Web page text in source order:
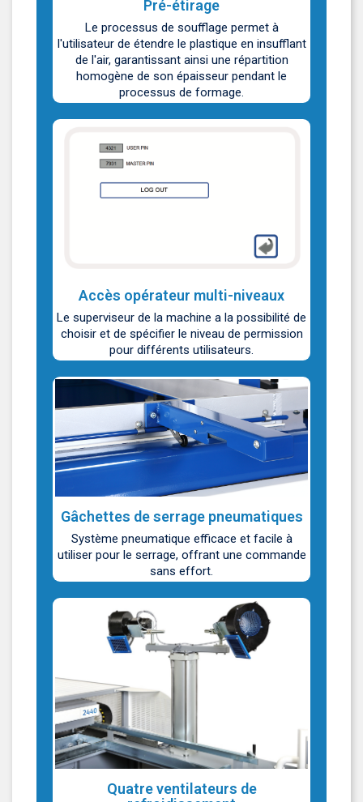
Pré-étirage
Le processus de soufflage permet à
l'utilisateur de étendre le plastique en insufflant
de l'air, garantissant ainsi une répartition
homogène de son épaisseur pendant le
processus de formage.
Accès opérateur multi-niveaux
Le superviseur de la machine a la possibilité de
choisir et de spécifier le niveau de permission
pour différents utilisateurs.
Gâchettes de serrage pneumatiques
Système pneumatique efficace et facile à
utiliser pour le serrage, offrant une commande
sans effort.
Quatre ventilateurs de